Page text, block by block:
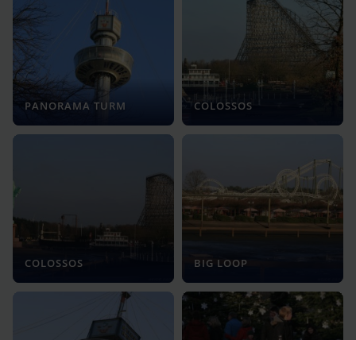
PANORAMA TURM COLOSSOS
COLOSSOS BIG LOOP